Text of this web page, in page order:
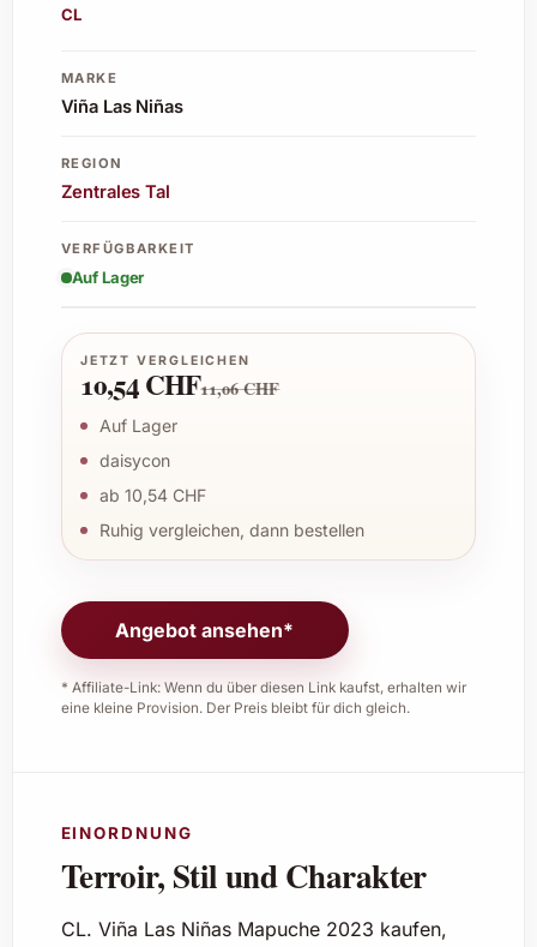
CL
MARKE
Viña Las Niñas
REGION
Zentrales Tal
VERFÜGBARKEIT
Auf Lager
JETZT VERGLEICHEN
10,54 CHF11,06 CHF
Auf Lager
daisycon
ab 10,54 CHF
Ruhig vergleichen, dann bestellen
Angebot ansehen*
* Affiliate-Link: Wenn du über diesen Link kaufst, erhalten wir
eine kleine Provision. Der Preis bleibt für dich gleich.
EINORDNUNG
Terroir, Stil und Charakter
CL. Viña Las Niñas Mapuche 2023 kaufen,